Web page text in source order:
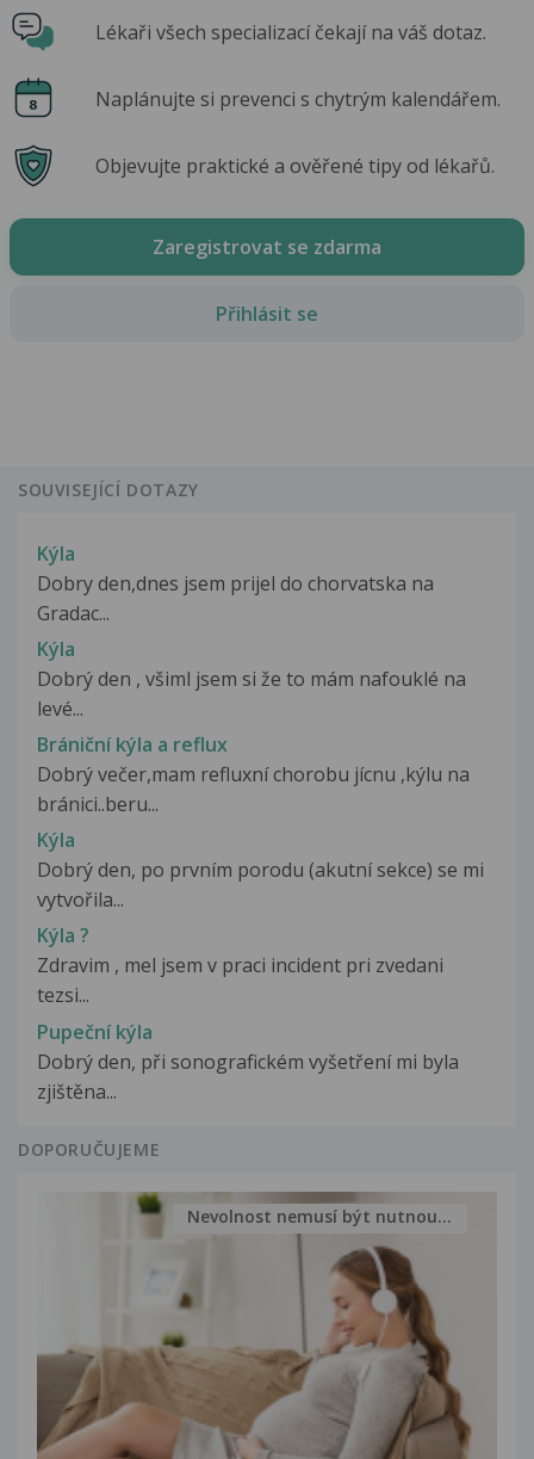
Lékaři všech specializací čekají na váš dotaz.
Naplánujte si prevenci s chytrým kalendářem.
Objevujte praktické a ověřené tipy od lékařů.
Zaregistrovat se zdarma
Přihlásit se
SOUVISEJÍCÍ DOTAZY
Kýla
Dobry den,dnes jsem prijel do chorvatska na
Gradac...
Kýla
Dobrý den , všiml jsem si že to mám nafouklé na
levé...
Brániční kýla a reflux
Dobrý večer,mam refluxní chorobu jícnu ,kýlu na
bránici..beru...
Kýla
Dobrý den, po prvním porodu (akutní sekce) se mi
vytvořila...
Kýla ?
Zdravim , mel jsem v praci incident pri zvedani
tezsi...
Pupeční kýla
Dobrý den, při sonografickém vyšetření mi byla
zjištěna...
DOPORUČUJEME
Nevolnost nemusí být nutnou...